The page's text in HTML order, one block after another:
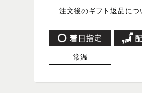
注文後のギフト返品につ
常温